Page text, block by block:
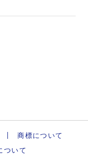
商標について
ついて